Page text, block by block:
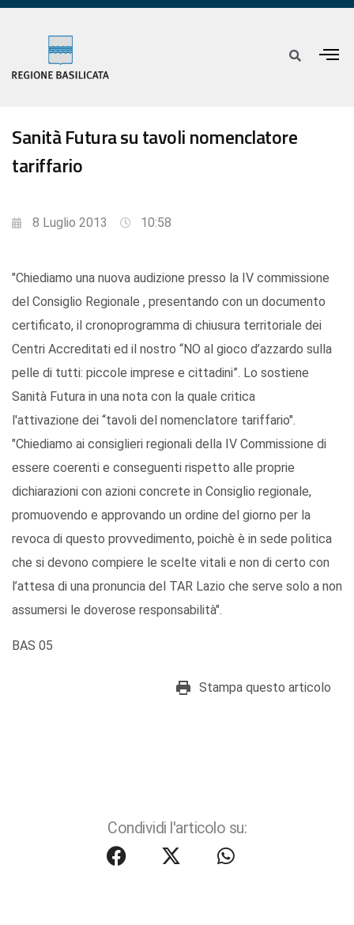
Sanità Futura su tavoli nomenclatore
tariffario
8 Luglio 2013 10:58
"Chiediamo una nuova audizione presso la IV commissione
del Consiglio Regionale , presentando con un documento
certificato, il cronoprogramma di chiusura territoriale dei
Centri Accreditati ed il nostro “NO al gioco d’azzardo sulla
pelle di tutti: piccole imprese e cittadini”. Lo sostiene
Sanità Futura in una nota con la quale critica
l'attivazione dei “tavoli del nomenclatore tariffario".
"Chiediamo ai consiglieri regionali della IV Commissione di
essere coerenti e conseguenti rispetto alle proprie
dichiarazioni con azioni concrete in Consiglio regionale,
promuovendo e approvando un ordine del giorno per la
revoca di questo provvedimento, poichè è in sede politica
che si devono compiere le scelte vitali e non di certo con
l’attesa di una pronuncia del TAR Lazio che serve solo a non
assumersi le doverose responsabilità".
BAS 05
Stampa questo articolo
Condividi l'articolo su: